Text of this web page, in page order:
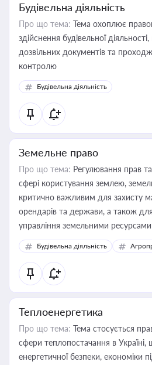
Будівельна діяльність
Про що тема: Тема охоплює
здійснення будівельної
дозвільних документів та
контролю
Будівельна діяльність
Земельне право
Про що тема: Регулювання прав та
сфері користування землею,
критично важливим для захисту
орендарів та держави, а також
управління земельними ресурсами
Будівельна діяльність
Теплоенергетика
Про що тема: Тема стосується
сфери теплопостачання в
енергетичної безпеки, економіки